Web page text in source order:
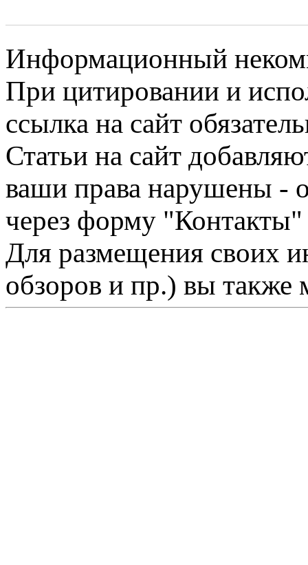
Информационный
При цитировании и
ссылка на сайт
Статьи на сайт
ваши права нарушены -
через форму "Контакты"
Для размещения своих
обзоров и пр.) вы также